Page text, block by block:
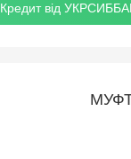
Кредит від